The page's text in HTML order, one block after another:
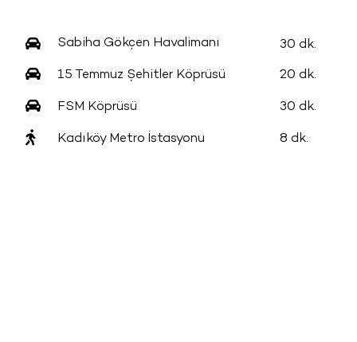
Sabiha Gökçen Havalimanı 30 dk.
15 Temmuz Şehitler Köprüsü 20 dk.
FSM Köprüsü 30 dk.
Kadıköy Metro İstasyonu 8 dk.